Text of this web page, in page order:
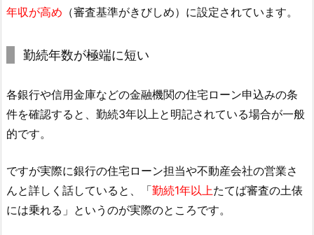
年収が高め （審査基準がきびしめ）に設定されています。
勤続年数が極端に短い
各銀行や信用金庫などの金融機関の住宅ローン申込みの条
件を確認すると、勤続3年以上と明記されている場合が一般
的です。
ですが実際に銀行の住宅ローン担当や不動産会社の営業さ
んと詳しく話していると、「勤続1年以上たてば審査の土俵
には乗れる」というのが実際のところです。